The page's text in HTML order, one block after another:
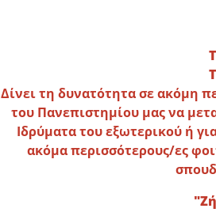
Δίνει τη δυνατότητα σε ακόμη
του Πανεπιστημίου μας να
Ιδρύματα του εξωτερικού ή
ακόμα περισσότερους/ες